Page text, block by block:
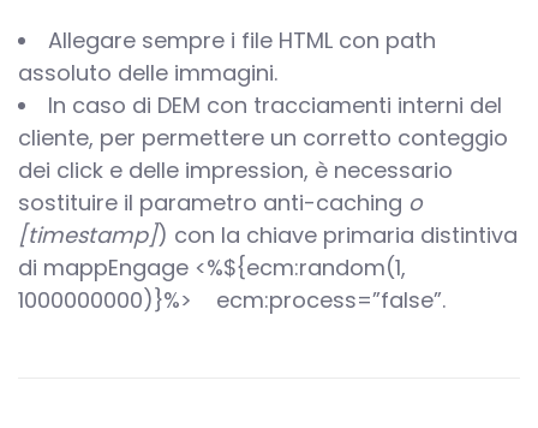
Allegare sempre i file HTML con path
assoluto delle immagini.
In caso di DEM con tracciamenti interni del
cliente, per permettere un corretto conteggio
dei click e delle impression, è necessario
sostituire il parametro anti-caching o
[timestamp]) con la chiave primaria distintiva
di mappEngage <%${ecm:random(1,
1000000000)}%> ecm:process=”false”.